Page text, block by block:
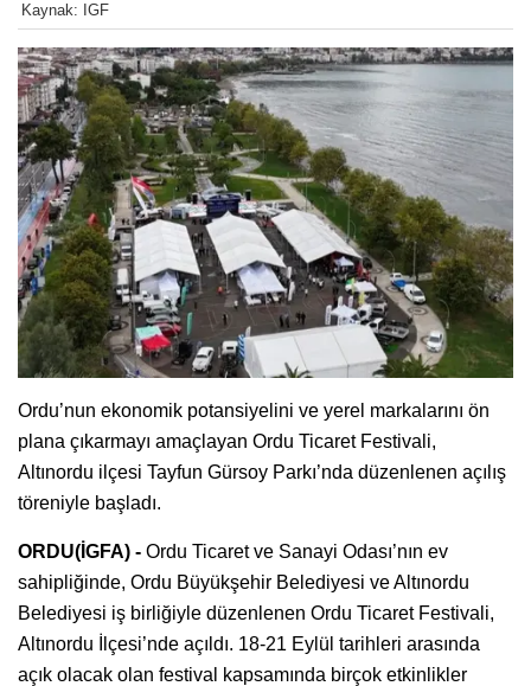
Kaynak: IGF
Ordu’nun ekonomik potansiyelini ve yerel markalarını ön
plana çıkarmayı amaçlayan Ordu Ticaret Festivali,
Altınordu ilçesi Tayfun Gürsoy Parkı’nda düzenlenen açılış
töreniyle başladı.
ORDU(İGFA) - Ordu Ticaret ve Sanayi Odası’nın ev
sahipliğinde, Ordu Büyükşehir Belediyesi ve Altınordu
Belediyesi iş birliğiyle düzenlenen Ordu Ticaret Festivali,
Altınordu İlçesi’nde açıldı. 18-21 Eylül tarihleri arasında
açık olacak olan festival kapsamında birçok etkinlikler